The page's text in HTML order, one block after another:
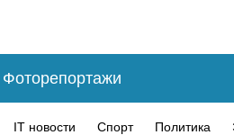
Фоторепортажи
IT новости Спорт Политика